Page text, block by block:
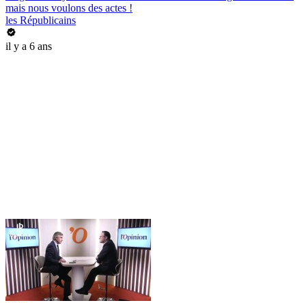
mais nous voulons des actes !
les Républicains
il y a 6 ans